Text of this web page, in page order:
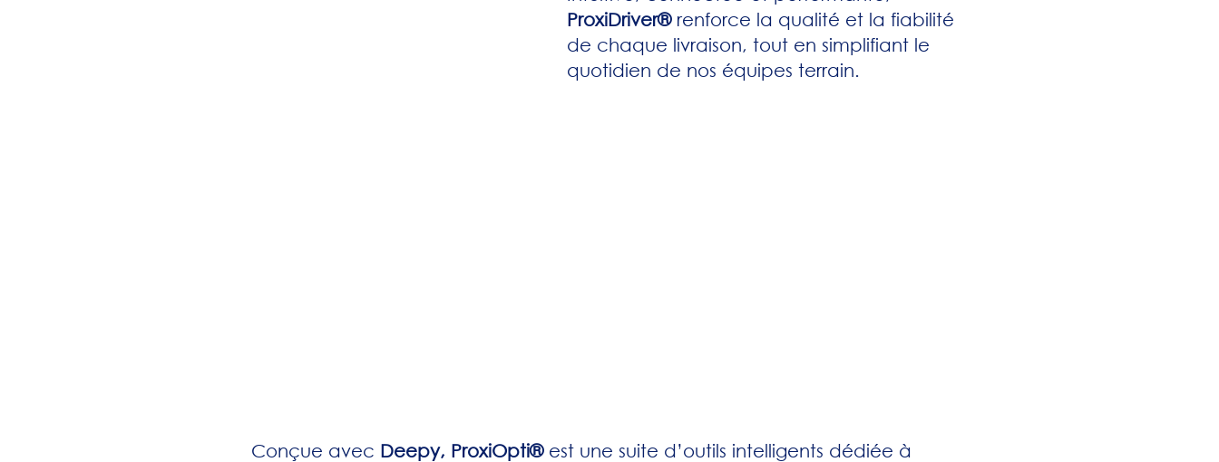
ProxiDriver®renforce la qualité et la fiabilité
de chaque livraison, tout en simplifiant le
quotidien de nos équipes terrain.
Conçue avec Deepy, ProxiOpti®est une suite d’outils intelligents dédiée à